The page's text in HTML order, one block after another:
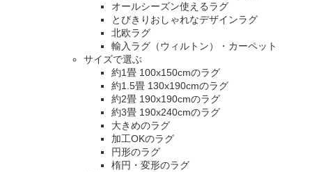
オールシーズン使えるラグ
とびきりおしゃれなデザインラグ
北欧ラグ
輸入ラグ（ウィルトン）・カーペット
サイズで選ぶ
約1畳 100x150cmのラグ
約1.5畳 130x190cmのラグ
約2畳 190x190cmのラグ
約3畳 190x240cmのラグ
大きめのラグ
加工OKのラグ
円形のラグ
楕円・変形のラグ